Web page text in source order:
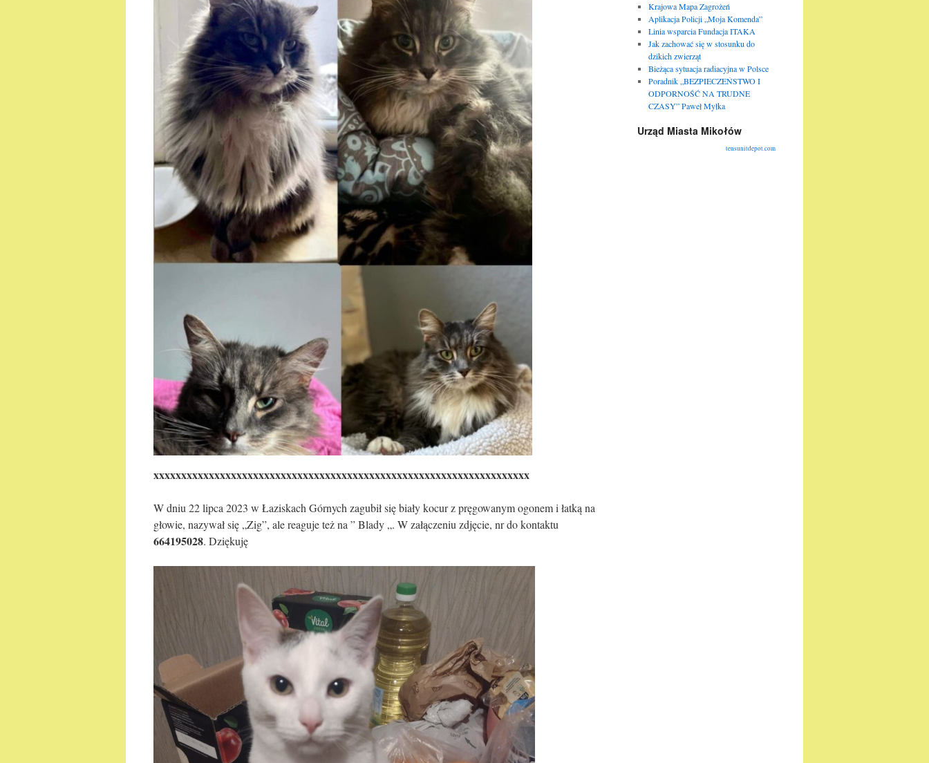
xxxxxxxxxxxxxxxxxxxxxxxxxxxxxxxxxxxxxxxxxxxxxxxxxxxxxxxxxxxxxxxxxxxx
W dniu 22 lipca 2023 w Łaziskach Górnych zagubił się biały kocur z pręgowanym ogonem i łatką na
głowie, nazywał się „Zig”, ale reaguje też na ” Blady „. W załączeniu zdjęcie, nr do kontaktu
664195028. Dziękuję
Krajowa Mapa Zagrożeń
Aplikacja Policji „Moja Komenda”
Linia wsparcia Fundacja ITAKA
Jak zachować się w stosunku do
dzikich zwierząt
Bieżąca sytuacja radiacyjna w Polsce
Poradnik „BEZPIECZEŃSTWO I
ODPORNOŚĆ NA TRUDNE
CZASY” Paweł Myłka
Urząd Miasta Mikołów
tensunitdepot.com